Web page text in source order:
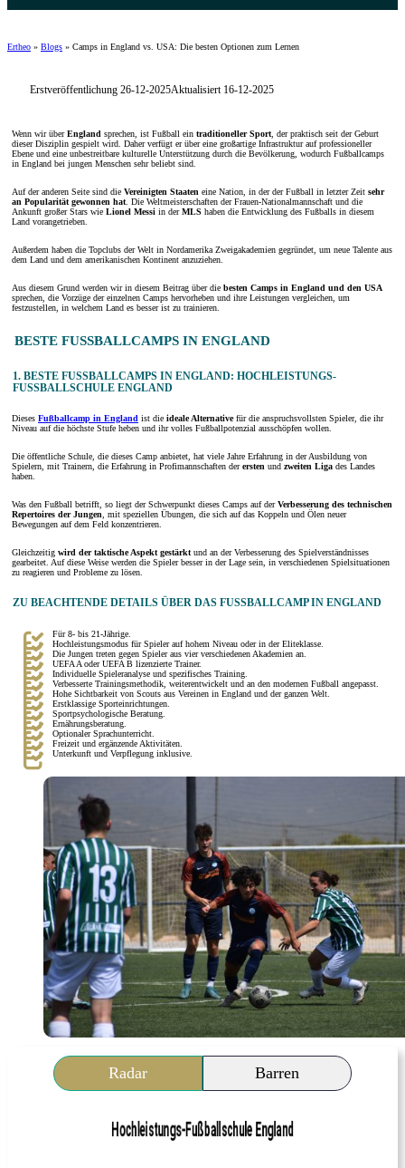
Ertheo » Blogs » Camps in England vs. USA: Die besten Optionen zum Lernen
Erstveröffentlichung 26-12-2025Aktualisiert 16-12-2025
Wenn wir überEngland sprechen, ist Fußball ein traditioneller Sport , der praktisch seit der Geburt
dieser Disziplin gespielt wird. Daher verfügt er über eine großartige Infrastruktur auf professioneller
Ebene und eine unbestreitbare kulturelle Unterstützung durch die Bevölkerung, wodurch Fußballcamps
in England bei jungen Menschen sehr beliebt sind.
Auf der anderen Seite sind die Vereinigten Staaten eine Nation, in der der Fußball in letzter Zeit sehr
an Popularität gewonnen hat . Die Weltmeisterschaften der Frauen-Nationalmannschaft und die
Ankunft großer Stars wie Lionel Messi in derMLS haben die Entwicklung des Fußballs in diesem
Land vorangetrieben.
Außerdem haben die Topclubs der Welt in Nordamerika Zweigakademien gegründet, um neue Talente aus
dem Land und dem amerikanischen Kontinent anzuziehen.
Aus diesem Grund werden wir in diesem Beitrag über die besten Camps in England und den USA
sprechen, die Vorzüge der einzelnen Camps hervorheben und ihre Leistungen vergleichen, um
festzustellen, in welchem Land es besser ist zu trainieren.
BESTE FUSSBALLCAMPS IN ENGLAND
1. BESTE FUSSBALLCAMPS IN ENGLAND: HOCHLEISTUNGS-F
USSBALLSCHULE ENGLAND
Dieses Fußballcamp in England ist die ideale Alternativefür die anspruchsvollsten Spieler, die ihr
Niveau auf die höchste Stufe heben und ihr volles Fußballpotenzial ausschöpfen wollen.
Die öffentliche Schule, die dieses Camp anbietet, hat viele Jahre Erfahrung in der Ausbildung von
Spielern, mit Trainern, die Erfahrung in Profimannschaften derersten und zweiten Liga des Landes
haben.
Was den Fußball betrifft, so liegt der Schwerpunkt dieses Camps auf derVerbesserung des technischen
Repertoires der Jungen, mit speziellen Übungen, die sich auf das Koppeln und Ölen neuer
Bewegungen auf dem Feld konzentrieren.
Gleichzeitig wird der taktische Aspekt gestärktund an der Verbesserung des Spielverständnisses
gearbeitet. Auf diese Weise werden die Spieler besser in der Lage sein, in verschiedenen Spielsituationen
zu reagieren und Probleme zu lösen.
ZU BEACHTENDE DETAILS ÜBER DAS FUSSBALLCAMP IN ENGLAND
Für 8- bis 21-Jährige.
Hochleistungsmodus für Spieler auf hohem Niveau oder in der Eliteklasse.
Die Jungen treten gegen Spieler aus vier verschiedenen Akademien an.
UEFA A oder UEFA B lizenzierte Trainer.
Individuelle Spieleranalyse und spezifisches Training.
Verbesserte Trainingsmethodik, weiterentwickelt und an den modernen Fußball angepasst.
Hohe Sichtbarkeit von Scouts aus Vereinen in England und der ganzen Welt.
Erstklassige Sporteinrichtungen.
Sportpsychologische Beratung.
Ernährungsberatung.
Optionaler Sprachunterricht.
Freizeit und ergänzende Aktivitäten.
Unterkunft und Verpflegung inklusive.
Radar Barren